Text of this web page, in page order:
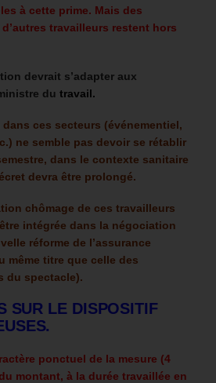
à cette prime. Mais des
travailleurs restent hors
devrait s’adapter aux
du travail.
ces secteurs (événementiel,
ne semble pas devoir se rétablir
dans le contexte sanitaire
devra être prolongé.
chômage de ces travailleurs
intégrée dans la négociation
réforme de l’assurance
même titre que celle des
du spectacle).
SUR LE DISPOSITIF
ponctuel de la mesure (4
montant, à la durée travaillée en